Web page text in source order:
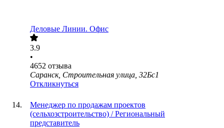
Деловые Линии. Офис
3.9
•
4652 отзыва
Саранск, Строительная улица, 32Бс1
Откликнуться
Менеджер по продажам проектов
(сельхозстроительство) / Региональный
представитель